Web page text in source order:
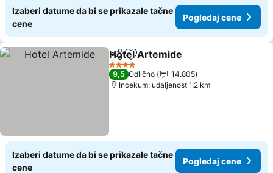
Izaberi datume da bi se prikazale tačne
cene
Pogledaj cene
Deli Dodati u favorite
Hotel Artemide
4 Zvezdice
9,5 Odlično
14.805
Incekum: udaljenost 1.2 km
Izaberi datume da bi se prikazale tačne
cene
Pogledaj cene